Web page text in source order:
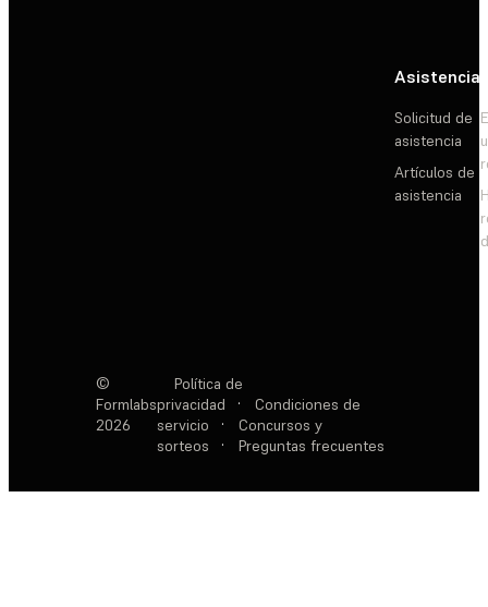
Asistencia
Solicitud de
asistencia
Artículos de
asistencia
©
Formlabs
2026
Política de
privacidad
·
Condiciones de
servicio
·
Concursos y
sorteos
· Preguntas frecuentes